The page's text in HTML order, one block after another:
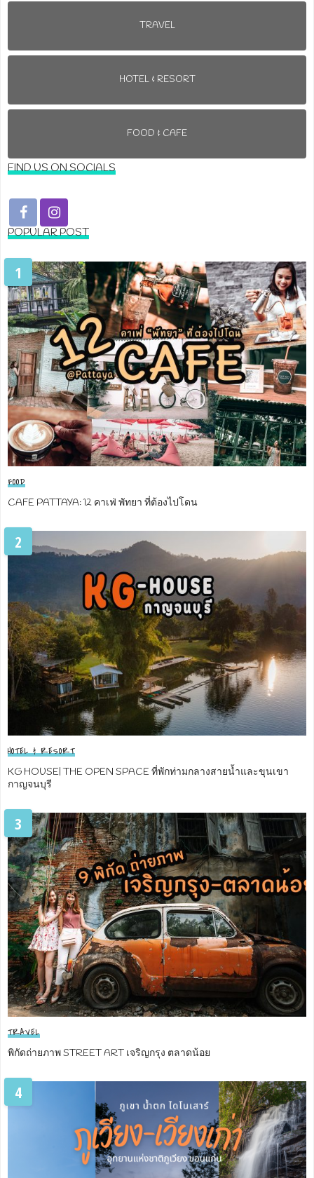
TRAVEL
HOTEL & RESORT
FOOD & CAFE
FIND US ON SOCIALS
POPULAR POST
1
FOOD
CAFE PATTAYA: 12 คาเฟ่ พัทยา ที่ต้องไปโดน
2
HOTEL & RESORT
KG HOUSE| THE OPEN SPACE ที่พักท่ามกลางสายน้ำและขุนเขา
กาญจนบุรี
3
TRAVEL
พิกัดถ่ายภาพ STREET ART เจริญกรุง ตลาดน้อย
4